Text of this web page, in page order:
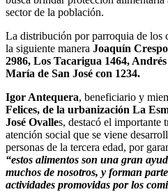
sector de la población.
La distribución por parroquia de los
la siguiente manera Joaquín
2986, Los Tacarigua 1464,
María de San José con 1234.
Igor Antequera, beneficiario y
Felices, de la urbanización La
José Ovalles, destacó el importante
atención social que se viene
personas de la tercera edad, por
“estos alimentos son una gran
muchos de nosotros, y forman
actividades promovidas por los